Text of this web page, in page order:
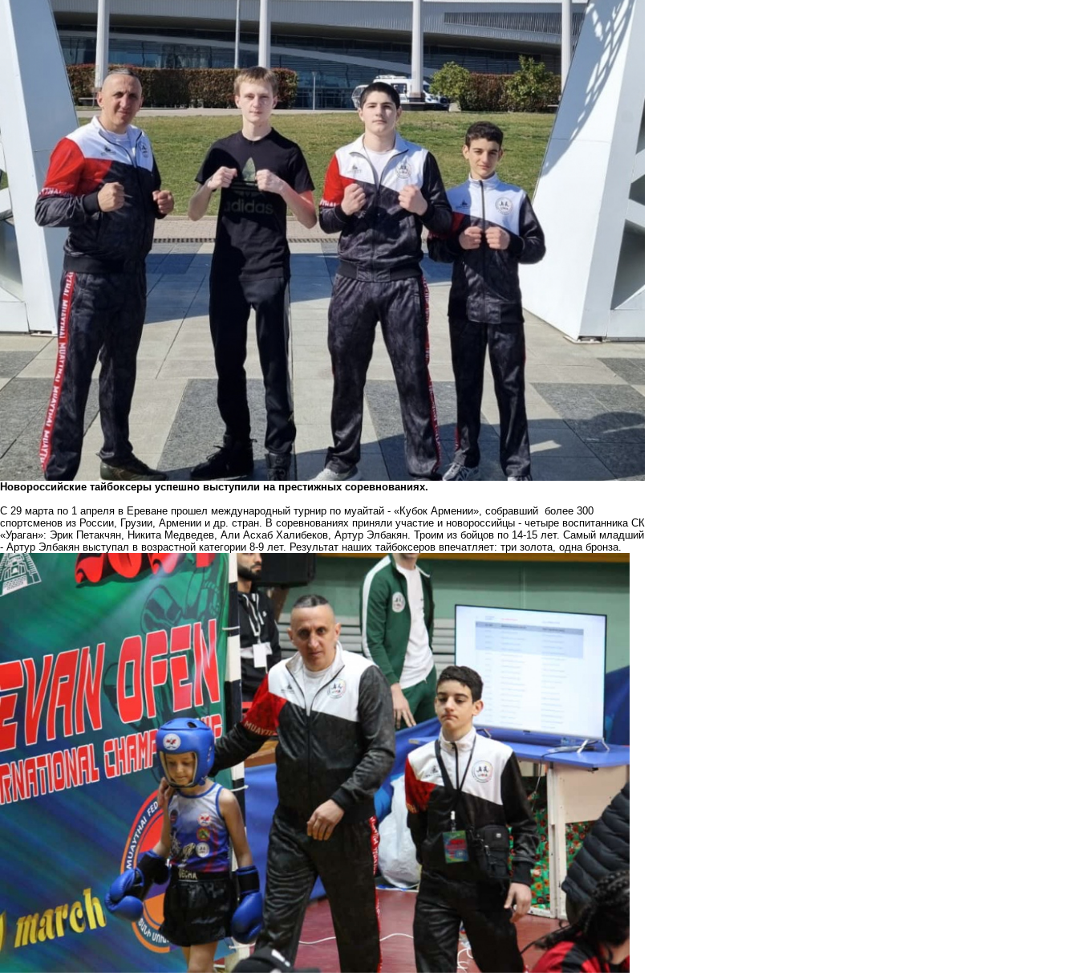
Новороссийские тайбоксеры успешно выступили на престижных соревнованиях.
С 29 марта по 1 апреля в Ереване прошел международный турнир по муайтай - «Кубок Армении», собравший более 300
спортсменов из России, Грузии, Армении и др. стран. В соревнованиях приняли участие и новороссийцы - четыре воспитанника СК
«Ураган»: Эрик Петакчян, Никита Медведев, Али Асхаб Халибеков, Артур Элбакян. Троим из бойцов по 14-15 лет. Самый младший
- Артур Элбакян выступал в возрастной категории 8-9 лет. Результат наших тайбоксеров впечатляет: три золота, одна бронза.